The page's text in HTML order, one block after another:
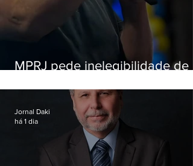
MPRJ pede inelegibilidade de
Jornal Daki
há 1 dia